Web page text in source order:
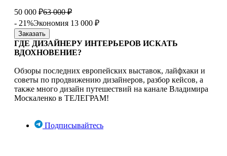
50 000 ₽63 000 ₽
- 21%Экономия 13 000 ₽
Заказать
ГДЕ ДИЗАЙНЕРУ ИНТЕРЬЕРОВ ИСКАТЬ
ВДОХНОВЕНИЕ?
Обзоры последних европейских выставок, лайфхаки и
советы по продвижению дизайнеров, разбор кейсов, а
также много дизайн путешествий на канале Владимира
Москаленко в ТЕЛЕГРАМ!
Подписывайтесь